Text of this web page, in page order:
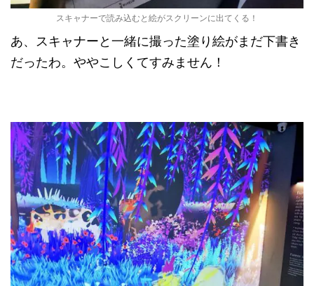
スキャナーで読み込むと絵がスクリーンに出てくる！
あ、スキャナーと一緒に撮った塗り絵がまだ下書き
だったわ。ややこしくてすみません！